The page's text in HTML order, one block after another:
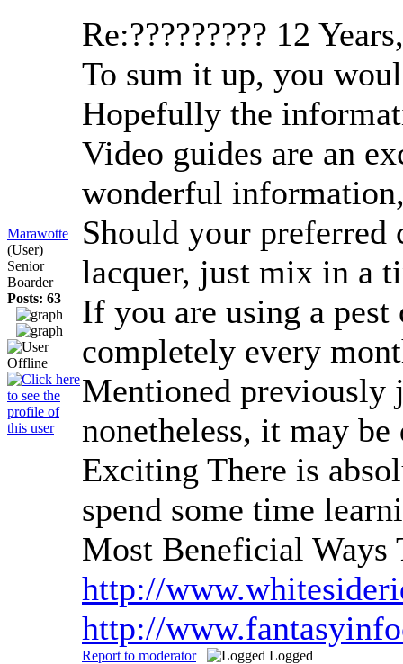
Marawotte
(User)
Senior
Boarder
Posts: 63
Re:????????? 12
To sum it up, you
Hopefully the
Video guides are an
wonderful
Should your
lacquer, just mix in a
If you are using a
completely every
Mentioned previously
nonetheless, it may
Exciting There is
spend some time
Most Beneficial Ways
http://
http://
Report to moderator Logged